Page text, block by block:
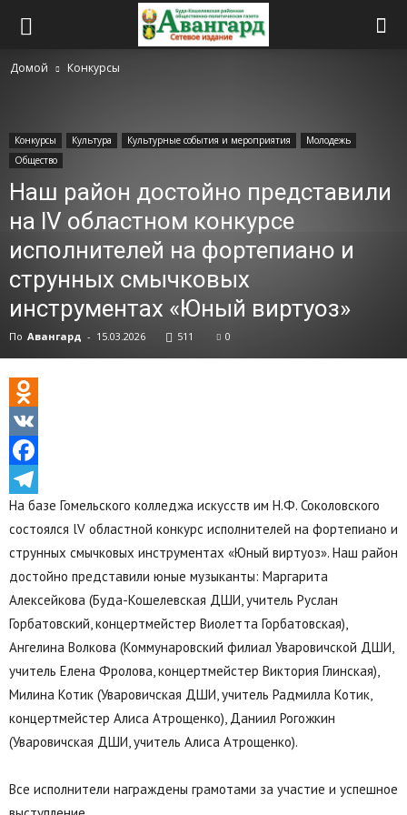
Домой Конкурсы
Конкурсы Культура Культурные события и мероприятия
Молодежь
Общество
Наш район достойно представили
на lV областном конкурсе
исполнителей на фортепиано и
струнных смычковых
инструментах «Юный виртуоз»
По Авангард - 15.03.2026 511 0
Odnoklassniki
VK
Facebook
Telegram
На базе Гомельского колледжа искусств им Н.Ф. Соколовского
состоялся lV областной конкурс исполнителей на фортепиано и
струнных смычковых инструментах «Юный виртуоз». Наш район
достойно представили юные музыканты: Маргарита
Алексейкова (Буда-Кошелевская ДШИ, учитель Руслан
Горбатовский, концертмейстер Виолетта Горбатовская),
Ангелина Волкова (Коммунаровский филиал Уваровичской ДШИ,
учитель Елена Фролова, концертмейстер Виктория Глинская),
Милина Котик (Уваровичская ДШИ, учитель Радмилла Котик,
концертмейстер Алиса Атрощенко), Даниил Рогожкин
(Уваровичская ДШИ, учитель Алиса Атрощенко).
Все исполнители награждены грамотами за участие и успешное